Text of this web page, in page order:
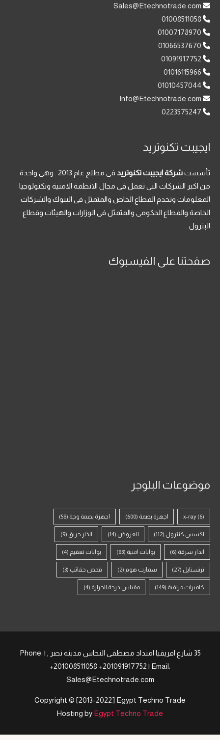
01008511058
01007178970
01066537670
01091917752
01016115966
01010457044
0223575247
ايجيبت تكنوتريد
تأسستشركة ايجيبت تكنوتريد
فى مطلع عام 2013 . وهى واحدة
من اكبر الشركات التى تعمل فى مجال الانظمة الامنية وتكنولوجيا
المعلومات وتخدم القطاع الخاص والمتمثل فى البنوك والشركات
الخاصة والقطاع الحكومى والمتمثل فى الوزارات والهيئات وقطاع
البترول .
صفحتنا على الفيسبوك
موضوعات البلوجر
x-ray (6) اجهزة بصمة (600) اجهزة بصمة وجة (58)
اكسس كنترول (112) العروض (14) انذار حريق (9)
انذار سرقة (6) بوابات امنية (83) بوابات تعقيم (4)
ترنستايل (27) سمارت هوم (2) فحص حقائب (3)
كاميرات مراقبة (149) مقياس درجة الحرارة (4)
35 شارع افريقيا امتداد مصطفى النحاس مدينة نصر , | Phone:
+201008511058 +201091917752 | Email:
Sales@Etechnotrade.com
Copyright © [2013-2022] Egypt Techno Trade
Hosting by Egypt Techno Trade